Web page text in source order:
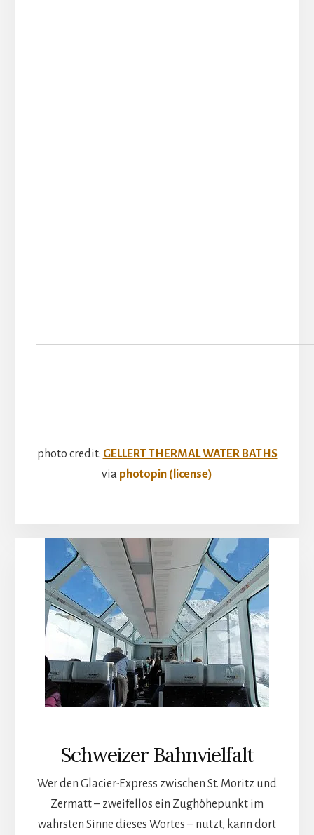
photo credit: GELLERT THERMAL WATER BATHS
via photopin (license)
Schweizer Bahnvielfalt
Wer den Glacier-Express zwischen St. Moritz und
Zermatt – zweifellos ein Zughöhepunkt im
wahrsten Sinne dieses Wortes – nutzt, kann dort